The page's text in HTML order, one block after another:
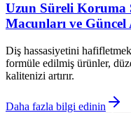
Uzun Süreli Koruma
Macunları ve Güncel
Diş hassasiyetini
formüle edilmiş ürünler,
kalitenizi artırır.
Daha fazla bilgi edinin